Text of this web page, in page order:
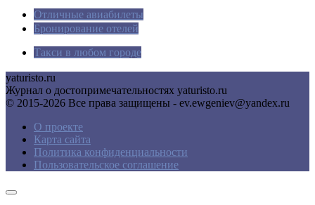
Отличные авиабилеты
Бронирование отелей
Такси в любом городе
yaturisto.ru
Журнал о достопримечательностях yaturisto.ru
© 2015-2026 Все права защищены - ev.ewgeniev@yandex.ru
О проекте
Карта сайта
Политика конфиденциальности
Пользовательское соглашение